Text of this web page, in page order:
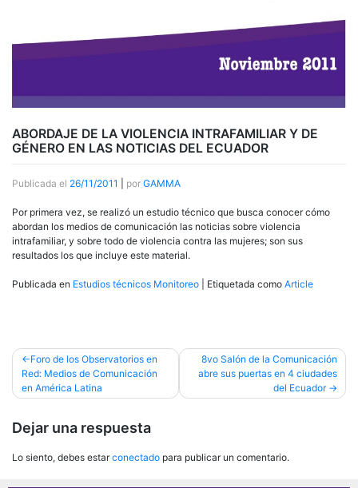
ABORDAJE DE LA VIOLENCIA INTRAFAMILIAR Y DE
GÉNERO EN LAS NOTICIAS DEL ECUADOR
Publicada el 26/11/2011 por GAMMA
Por primera vez, se realizó un estudio técnico que busca conocer cómo
abordan los medios de comunicación las noticias sobre violencia
intrafamiliar, y sobre todo de violencia contra las mujeres; son sus
resultados los que incluye este material.
Publicada en Estudios técnicos Monitoreo Etiquetada como Article
Navegación
de
Foro de los Observatorios en
Red: Medios de Comunicación
en América Latina
8vo Salón de la Comunicación
abre sus puertas en 4 ciudades
del Ecuador
Dejar una respuesta
Lo siento, debes estarconectado para publicar un comentario.